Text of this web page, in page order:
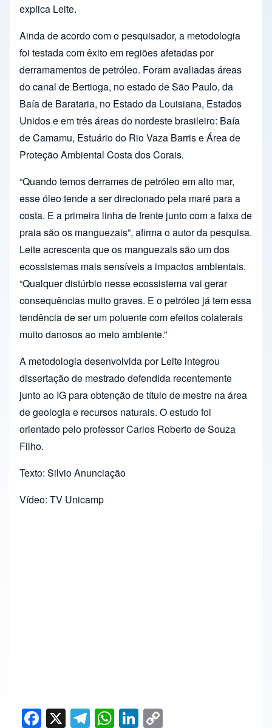
explica Leite.
Ainda de acordo com o pesquisador, a metodologia
foi testada com êxito em regiões afetadas por
derramamentos de petróleo. Foram avaliadas áreas
do canal de Bertioga, no estado de São Paulo, da
Baía de Barataria, no Estado da Louisiana, Estados
Unidos e em três áreas do nordeste brasileiro: Baía
de Camamu, Estuário do Rio Vaza Barris e Área de
Proteção Ambiental Costa dos Corais.
“Quando temos derrames de petróleo em alto mar,
esse óleo tende a ser direcionado pela maré para a
costa. E a primeira linha de frente junto com a faixa de
praia são os manguezais”, afirma o autor da pesquisa.
Leite acrescenta que os manguezais são um dos
ecossistemas mais sensíveis a impactos ambientais.
“Qualquer distúrbio nesse ecossistema vai gerar
consequências muito graves. E o petróleo já tem essa
tendência de ser um poluente com efeitos colaterais
muito danosos ao meio ambiente.”
A metodologia desenvolvida por Leite integrou
dissertação de mestrado defendida recentemente
junto ao IG para obtenção de título de mestre na área
de geologia e recursos naturais. O estudo foi
orientado pelo professor Carlos Roberto de Souza
Filho.
Texto: Silvio Anunciação
Vídeo: TV Unicamp
F X T W Li